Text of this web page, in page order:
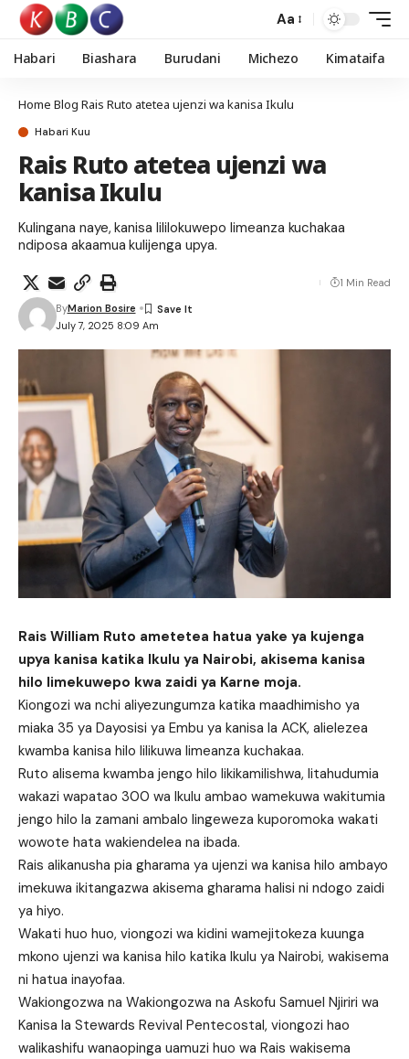
Aa
Habari Biashara Burudani Michezo Kimataifa
Home Blog Rais Ruto atetea ujenzi wa kanisa Ikulu
Habari Kuu
Rais Ruto atetea ujenzi wa
kanisa Ikulu
Kulingana naye, kanisa lililokuwepo limeanza kuchakaa
ndiposa akaamua kulijenga upya.
July 7, 2025 8:09 Am
ByMarion Bosire
1 Min Read
Rais William Ruto ametetea hatua yake ya kujenga
upya kanisa katika Ikulu ya Nairobi, akisema kanisa
hilo limekuwepo kwa zaidi ya Karne moja.
Kiongozi wa nchi aliyezungumza katika maadhimisho ya
miaka 35 ya Dayosisi ya Embu ya kanisa la ACK, alielezea
kwamba kanisa hilo lilikuwa limeanza kuchakaa.
Ruto alisema kwamba jengo hilo likikamilishwa, litahudumia
wakazi wapatao 300 wa Ikulu ambao wamekuwa wakitumia
jengo hilo la zamani ambalo lingeweza kuporomoka wakati
wowote hata wakiendelea na ibada.
Rais alikanusha pia gharama ya ujenzi wa kanisa hilo ambayo
imekuwa ikitangazwa akisema gharama halisi ni ndogo zaidi
ya hiyo.
Wakati huo huo, viongozi wa kidini wamejitokeza kuunga
mkono ujenzi wa kanisa hilo katika Ikulu ya Nairobi, wakisema
ni hatua inayofaa.
Wakiongozwa na Wakiongozwa na Askofu Samuel Njiriri wa
Kanisa la Stewards Revival Pentecostal, viongozi hao
walikashifu wanaopinga uamuzi huo wa Rais wakisema